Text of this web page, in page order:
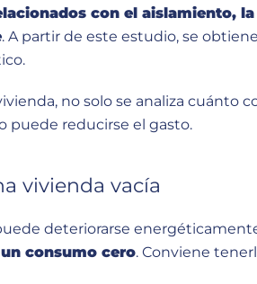
con el aislamiento,
. A partir de este estudio, se
no solo se analiza cuánto
puede reducirse el gasto.
vivienda vacía
deteriorarse
consumo cero. Conviene